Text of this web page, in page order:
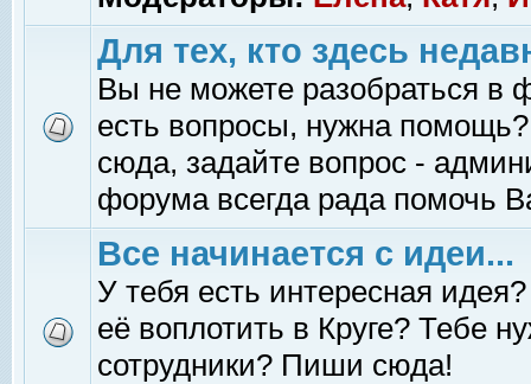
Для тех, кто здесь
Вы не можете разобраться в
есть вопросы, нужна помощь?
сюда, задайте вопрос -
форума всегда рада помочь
Все начинается с идеи...
У тебя есть интересная
её воплотить в Круге? Тебе
сотрудники? Пиши сюда!